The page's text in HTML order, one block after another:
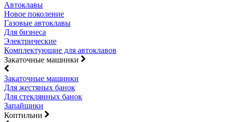
Автоклавы
Новое поколение
Газовые автоклавы
Для бизнеса
Электрические
Комплектующие для автоклавов
Закаточные машинки
Закаточные машинки
Для жестяных банок
Для стеклянных банок
Запайщики
Коптильни